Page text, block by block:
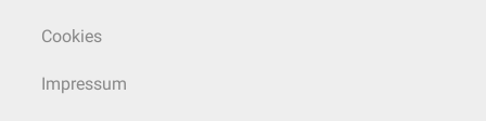
Cookies
Impressum